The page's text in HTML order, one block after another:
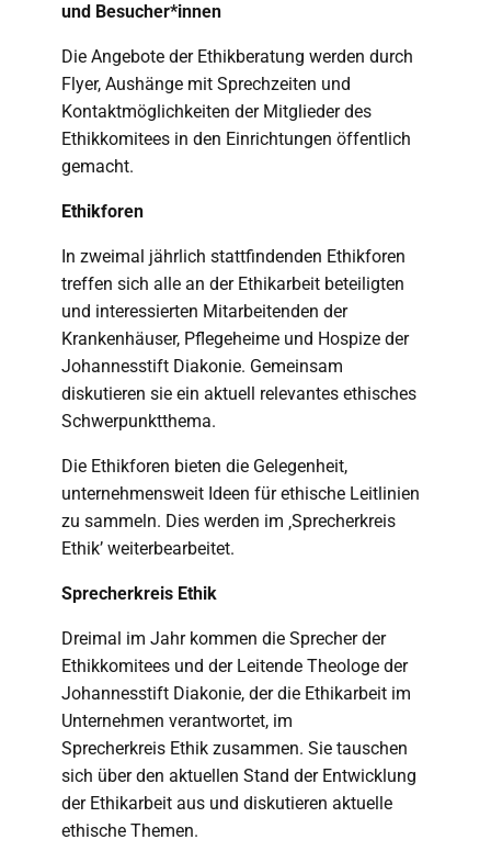
und Besucher*innen
Die Angebote der Ethikberatung werden durch
Flyer, Aushänge mit Sprechzeiten und
Kontaktmöglichkeiten der Mitglieder des
Ethikkomitees in den Einrichtungen öffentlich
gemacht.
Ethikforen
In zweimal jährlich stattfindenden Ethikforen
treffen sich alle an der Ethikarbeit beteiligten
und interessierten Mitarbeitenden der
Krankenhäuser, Pflegeheime und Hospize der
Johannesstift Diakonie. Gemeinsam
diskutieren sie ein aktuell relevantes ethisches
Schwerpunktthema.
Die Ethikforen bieten die Gelegenheit,
unternehmensweit Ideen für ethische Leitlinien
zu sammeln. Dies werden im ‚Sprecherkreis
Ethik’ weiterbearbeitet.
Sprecherkreis Ethik
Dreimal im Jahr kommen die Sprecher der
Ethikkomitees und der Leitende Theologe der
Johannesstift Diakonie, der die Ethikarbeit im
Unternehmen verantwortet, im
Sprecherkreis Ethik zusammen. Sie tauschen
sich über den aktuellen Stand der Entwicklung
der Ethikarbeit aus und diskutieren aktuelle
ethische Themen.